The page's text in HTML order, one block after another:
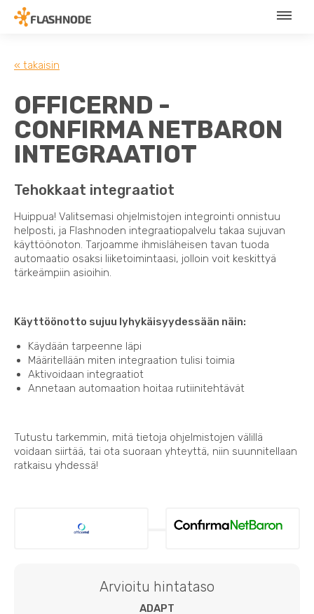
« takaisin
OFFICERND -
CONFIRMA NETBARON
INTEGRAATIOT
Tehokkaat integraatiot
Huippua! Valitsemasi ohjelmistojen integrointi onnistuu
helposti, ja Flashnoden integraatiopalvelu takaa sujuvan
käyttöönoton. Tarjoamme ihmisläheisen tavan tuoda
automaatio osaksi liiketoimintaasi, jolloin voit keskittyä
tärkeämpiin asioihin.
Käyttöönotto sujuu lyhykäisyydessään näin:
Käydään tarpeenne läpi
Määritellään miten integraation tulisi toimia
Aktivoidaan integraatiot
Annetaan automaation hoitaa rutiinitehtävät
Tutustu tarkemmin, mitä tietoja ohjelmistojen välillä
voidaan siirtää, tai ota suoraan yhteyttä, niin suunnitellaan
ratkaisu yhdessä!
Arvioitu hintataso
ADAPT